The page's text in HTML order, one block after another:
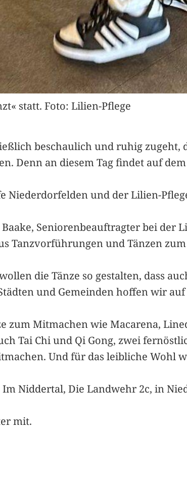
statt. Foto: Lilien-Pflege
beschaulich und ruhig zugeht,
Denn an diesem Tag findet auf
Niederdorfelden und der Lilien-
Seniorenbeauftragter bei der
Tanzvorführungen und Tänzen zum
die Tänze so gestalten, dass
und Gemeinden hoffen wir auf
zum Mitmachen wie Macarena,
Tai Chi und Qi Gong, zwei
Und für das leibliche Wohl
Niddertal, Die Landwehr 2c, in
mit.